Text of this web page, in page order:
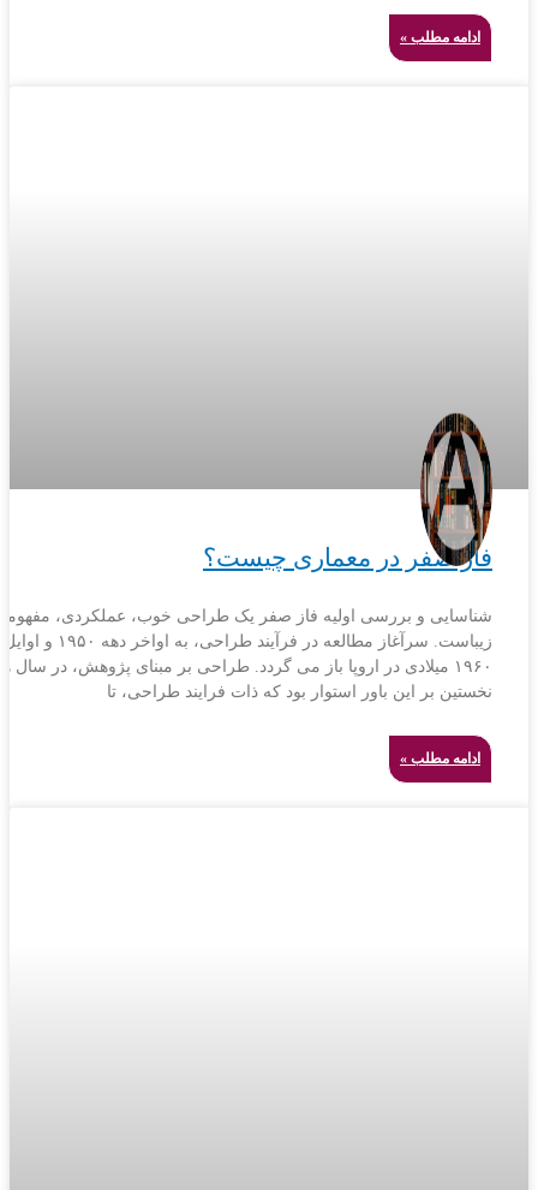
ادامه مطلب »
فاز صفر در معماری چیست؟
شناسایی و بررسی اولیه فاز صفر یک طراحی خوب، عملکردی،
زیباست. سرآغاز مطالعه در فرآیند طراحی، به
۱۹۶۰ میلادی در اروپا باز می گردد. طراحی بر مبنای پژوهش، در سال
نخستین بر این باور استوار بود که ذات فرایند طراحی، تا
ادامه مطلب »